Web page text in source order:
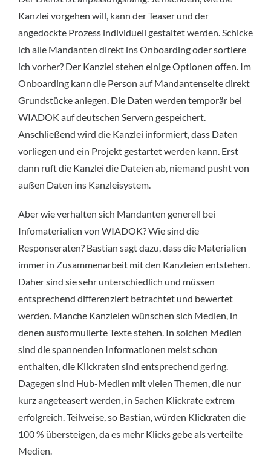
Kanzlei vorgehen will, kann der Teaser und der
angedockte Prozess individuell gestaltet werden. Schicke
ich alle Mandanten direkt ins Onboarding oder sortiere
ich vorher? Der Kanzlei stehen einige Optionen offen. Im
Onboarding kann die Person auf Mandantenseite direkt
Grundstücke anlegen. Die Daten werden temporär bei
WIADOK auf deutschen Servern gespeichert.
Anschließend wird die Kanzlei informiert, dass Daten
vorliegen und ein Projekt gestartet werden kann. Erst
dann ruft die Kanzlei die Dateien ab, niemand pusht von
außen Daten ins Kanzleisystem.
Aber wie verhalten sich Mandanten generell bei
Infomaterialien von WIADOK? Wie sind die
Responseraten? Bastian sagt dazu, dass die Materialien
immer in Zusammenarbeit mit den Kanzleien entstehen.
Daher sind sie sehr unterschiedlich und müssen
entsprechend differenziert betrachtet und bewertet
werden. Manche Kanzleien wünschen sich Medien, in
denen ausformulierte Texte stehen. In solchen Medien
sind die spannenden Informationen meist schon
enthalten, die Klickraten sind entsprechend gering.
Dagegen sind Hub-Medien mit vielen Themen, die nur
kurz angeteasert werden, in Sachen Klickrate extrem
erfolgreich. Teilweise, so Bastian, würden Klickraten die
100 % übersteigen, da es mehr Klicks gebe als verteilte
Medien.